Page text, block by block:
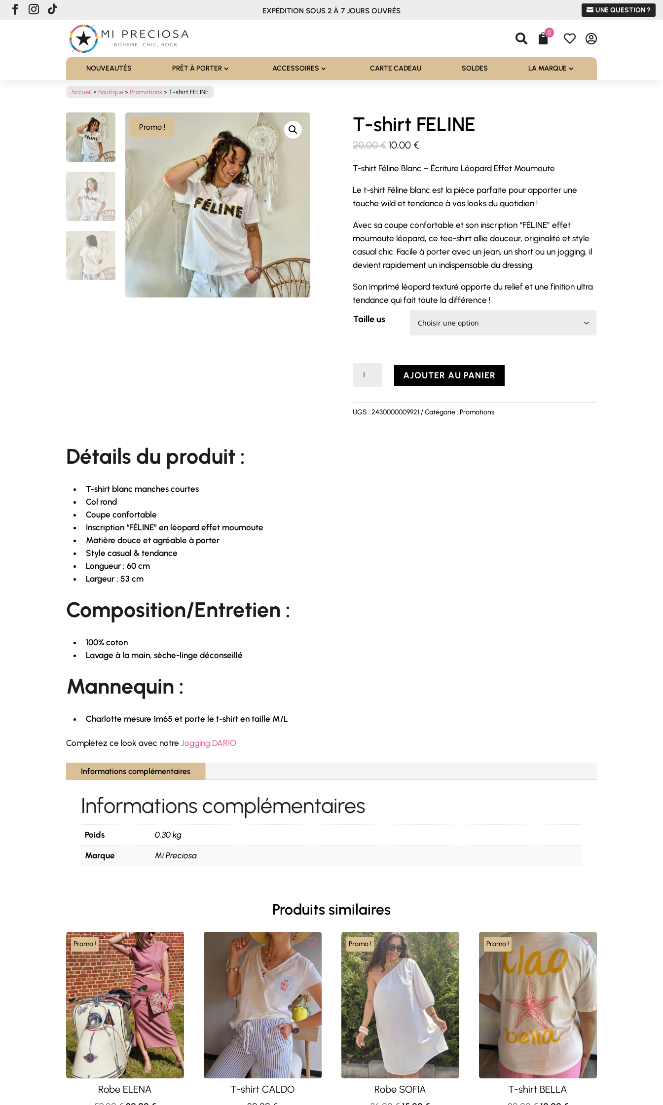
EXPÉDITION SOUS 2 À 7 JOURS OUVRÉS UNE QUESTION ?
 0  
NOUVEAUTÉS PRÊT À PORTER ACCESSOIRES CARTE CADEAU SOLDES LA MARQUE
Accueil »Boutique »Promotions »T-shirt FELINE
Promo ! T-shirt FELINE
20,00€ Le
initial
était :
20,00 €.
10,00 €Le
actuel
10,00 €.
T-shirt Féline Blanc – Écriture Léopard Effet Moumoute
Le t-shirt Féline blanc est la pièce parfaite pour apporter une
touche wild et tendance à vos looks du quotidien !
Avec sa coupe confortable et son inscription “FÉLINE” effet
moumoute léopard, ce tee-shirt allie douceur, originalité et style
casual chic. Facile à porter avec un jean, un short ou un jogging, il
devient rapidement un indispensable du dressing.
Son imprimé léopard texturé apporte du relief et une finition ultra
tendance qui fait toute la différence !
Taille us
shirt
AJOUTER AU PANIER
UGS : 2430000009921 Catégorie : Promotions
Détails du produit :
T-shirt blanc manches courtes
Col rond
Coupe confortable
Inscription “FÉLINE” en léopard effet moumoute
Matière douce et agréable à porter
Style casual & tendance
Longueur : 60 cm
Largeur : 53 cm
Composition/Entretien :
100% coton
Lavage à la main, sèche-linge déconseillé
Mannequin :
Charlotte mesure 1m65 et porte le t-shirt en taille M/L
Complétez ce look avec notre Jogging DARIO
Informations complémentaires
Informations complémentaires
Poids 0,30 kg
Marque Mi Preciosa
Produits similaires
Promo !
Robe ELENA T-shirt CALDO
Promo !
Robe SOFIA
Promo !
T-shirt BELLA